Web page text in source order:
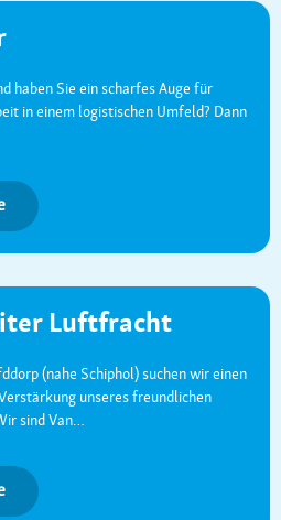
haben Sie ein scharfes Auge für
in einem logistischen Umfeld? Dann
Luftfracht
(nahe Schiphol) suchen wir einen
unseres freundlichen
sind Van…